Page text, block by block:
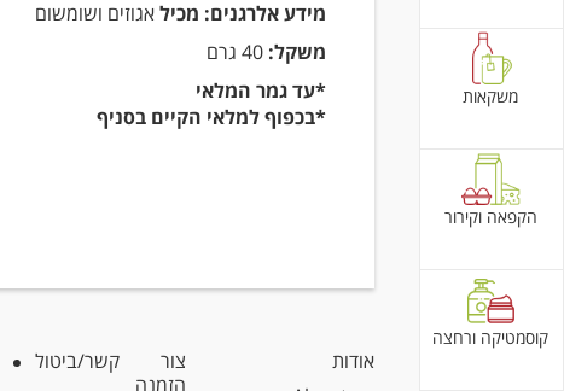
משקאות
הקפאה וקירור
קוסמטיקה ורחצה
מידע אלרגנים: מכילאגוזים ושומשום
משקל: 40 גרם
*עד גמר המלאי
*בכפוף למלאי הקיים בסניף
אודות
צור קשר/ביטול
הזמנה